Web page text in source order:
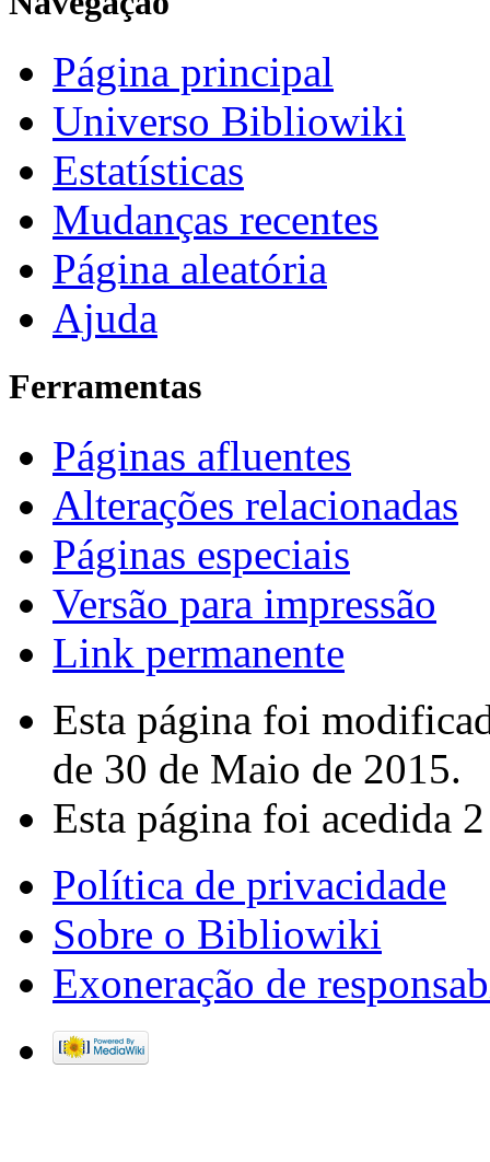
Página principal
Universo Bibliowiki
Estatísticas
Mudanças recentes
Página aleatória
Ajuda
Ferramentas
Páginas afluentes
Alterações relacionadas
Páginas especiais
Versão para impressão
Link permanente
Esta página foi
de 30 de Maio de 2015.
Esta página foi acedida
Política de privacidade
Sobre o Bibliowiki
Exoneração de